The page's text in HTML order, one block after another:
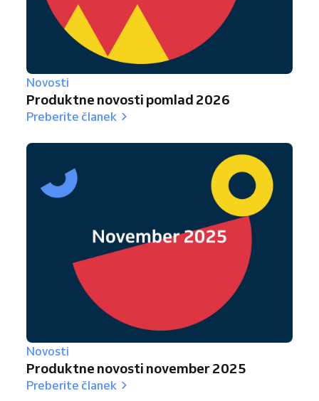
Novosti
Produktne novosti pomlad 2026
Preberite članek
Novosti
Produktne novosti november 2025
Preberite članek